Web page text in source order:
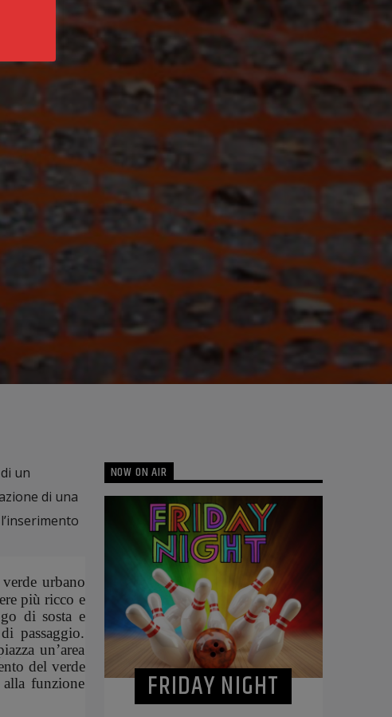
un
di una
urbano
più ricco e
di sosta e
passaggio.
un’area
del verde
funzione
NOW ON AIR
FRIDAY NIGHT